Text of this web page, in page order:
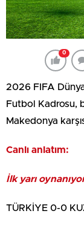
0
2026 FIFA Dünya
Futbol Kadrosu,
Makedonya
Canlı anlatım:
İlk yarı
TÜRKİYE 0-0